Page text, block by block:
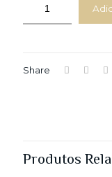
Share
Produtos